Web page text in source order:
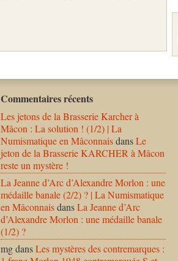
Commentaires récents
Les jetons de la Brasserie Karcher à
Mâcon : La solution ! (1/2) | La
Numismatique en MâconnaisdansLe
jeton de la Brasserie KARCHER à Mâcon
reste un mystère !
La Jeanne d’Arc d’Alexandre Morlon : une
médaille banale (2/2) ? | La Numismatique
en MâconnaisdansLa Jeanne d’Arc
d’Alexandre Morlon : une médaille banale
(1/2) ?
mgdansLes mystères des contremarques :